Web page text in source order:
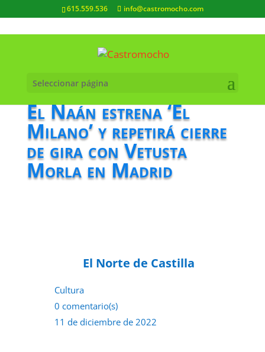
615.559.536 info@castromocho.com
Seleccionar página
El Naán estrena ‘El
Milano’ y repetirá cierre
de gira con Vetusta
Morla en Madrid
El Norte de Castilla
Cultura
0 comentario(s)
11 de diciembre de 2022